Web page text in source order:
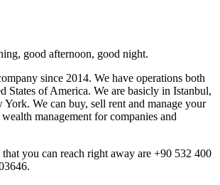
good afternoon, good night.
since 2014. We have operations both
States of America. We are basicly in Istanbul,
We can buy, sell rent and manage your
management for companies and
you can reach right away are +90 532 400